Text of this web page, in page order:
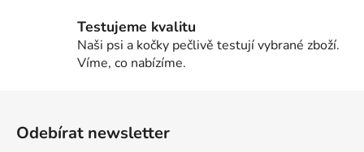
Testujeme kvalitu
Naši psi a kočky pečlivě testují vybrané zboží.
Víme, co nabízíme.
Odebírat newsletter